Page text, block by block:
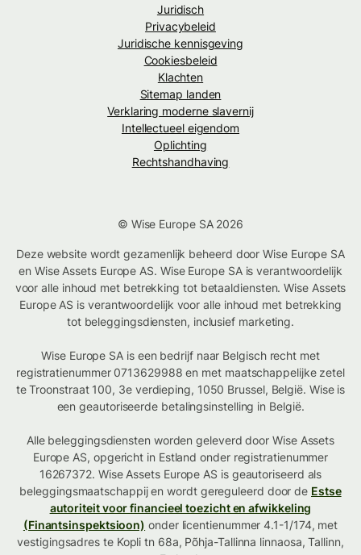
Juridisch
Privacybeleid
Juridische kennisgeving
Cookiesbeleid
Klachten
Sitemap landen
Verklaring moderne slavernij
Intellectueel eigendom
Oplichting
Rechtshandhaving
© Wise Europe SA 2026
Deze website wordt gezamenlijk beheerd door Wise Europe SA
en Wise Assets Europe AS. Wise Europe SA is verantwoordelijk
voor alle inhoud met betrekking tot betaaldiensten. Wise Assets
Europe AS is verantwoordelijk voor alle inhoud met betrekking
tot beleggingsdiensten, inclusief marketing.
Wise Europe SA is een bedrijf naar Belgisch recht met
registratienummer 0713629988 en met maatschappelijke zetel
te Troonstraat 100, 3e verdieping, 1050 Brussel, België. Wise is
een geautoriseerde betalingsinstelling in België.
Alle beleggingsdiensten worden geleverd door Wise Assets
Europe AS, opgericht in Estland onder registratienummer
16267372. Wise Assets Europe AS is geautoriseerd als
beleggingsmaatschappij en wordt gereguleerd door de Estse
autoriteit voor financieel toezicht en afwikkeling
(Finantsinspektsioon) onder licentienummer 4.1-1/174, met
vestigingsadres te Kopli tn 68a, Põhja-Tallinna linnaosa, Tallinn,